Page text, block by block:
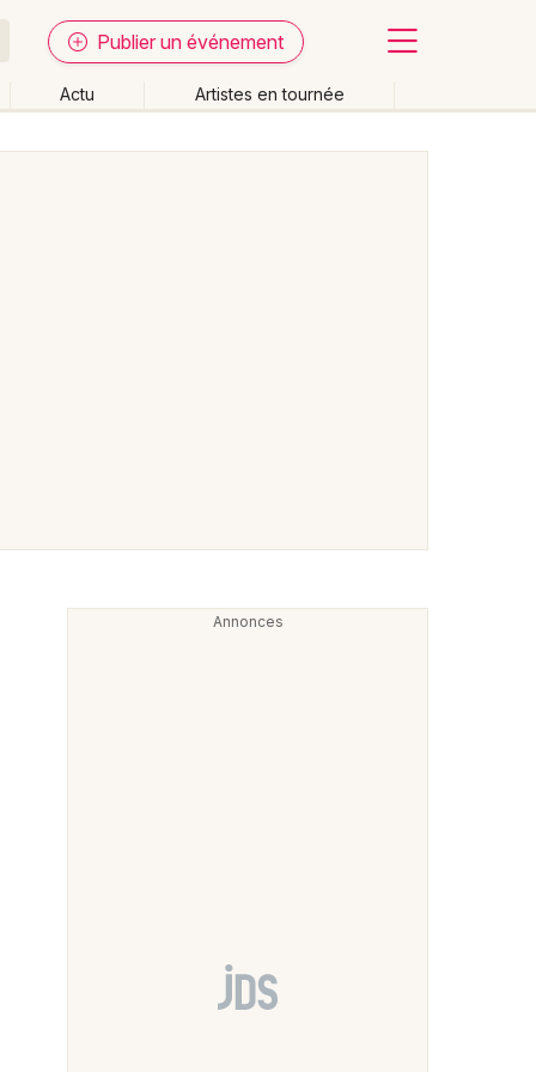
Publier un événement
Actu Artistes en tournée